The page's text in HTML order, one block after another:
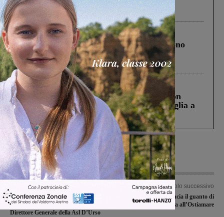
ringraziamento al Governo”
Cronaca 4 Agosto 2026
Un anno fa la strage in A1 in cui morirono
Gianni, Giulia e Franco. Lo schianto, il
processo, lo stop ai sorpassi fra tir....
Cronaca 3 Agosto 2026
Scomparso da una struttura di Castiglion
Fiorentino l’uomo che aveva ucciso la figlia a
Levane nel 2020
Articolo precedente
Tamponi, isolamenti, criticità: il
Sindaco Chiassai Martini replica al
Direttore Generale della Asl D’Urso
Articolo successivo
La Sangiovannese lancia il guanto di
sfida all’Ostiamare